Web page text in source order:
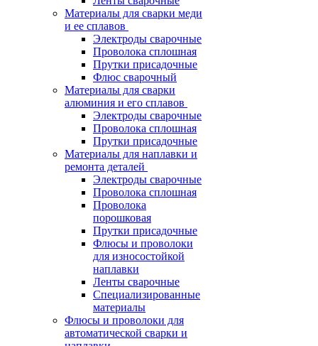
Материалы для сварки меди
и ее сплавов
Электроды сварочные
Проволока сплошная
Прутки присадочные
Флюс сварочный
Материалы для сварки
алюминия и его сплавов
Электроды сварочные
Проволока сплошная
Прутки присадочные
Материалы для наплавки и
ремонта деталей
Электроды сварочные
Проволока сплошная
Проволока
порошковая
Прутки присадочные
Флюсы и проволоки
для износостойкой
наплавки
Ленты сварочные
Специализированные
материалы
Флюсы и проволоки для
автоматической сварки и